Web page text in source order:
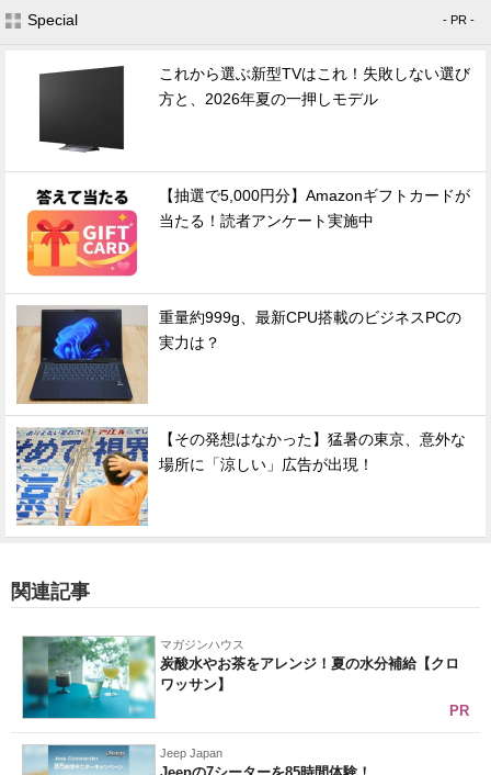
Special - PR -
これから選ぶ新型TVはこれ！失敗しない選び
方と、2026年夏の一押しモデル
【抽選で5,000円分】Amazonギフトカードが
当たる！読者アンケート実施中
重量約999g、最新CPU搭載のビジネスPCの
実力は？
【その発想はなかった】猛暑の東京、意外な
場所に「涼しい」広告が出現！
関連記事
マガジンハウス
炭酸水やお茶をアレンジ！夏の水分補給【クロ
ワッサン】
PR
Jeep Japan